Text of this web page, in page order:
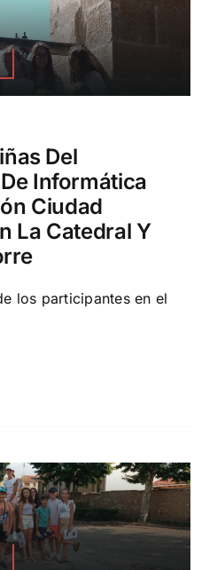
Del
Informática
Ciudad
La Catedral Y
los participantes en el